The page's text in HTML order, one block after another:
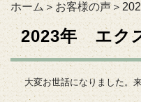
ホーム＞ お客様の声＞
2023年 エク
大変お世話になりました。